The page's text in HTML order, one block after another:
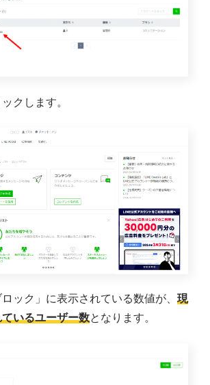
クします。
ック」に表示されている数値が、 現
いるユーザー数となります。